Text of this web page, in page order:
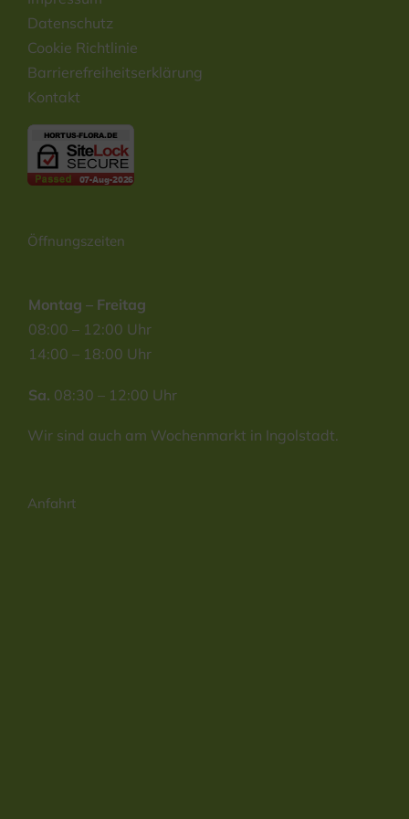
Datenschutz
Cookie Richtlinie
Barrierefreiheitserklärung
Kontakt
Öffnungszeiten
Montag – Freitag
08:00 – 12:00 Uhr
14:00 – 18:00 Uhr
Sa. 08:30 – 12:00 Uhr
Wir sind auch am Wochenmarkt in Ingolstadt.
Anfahrt